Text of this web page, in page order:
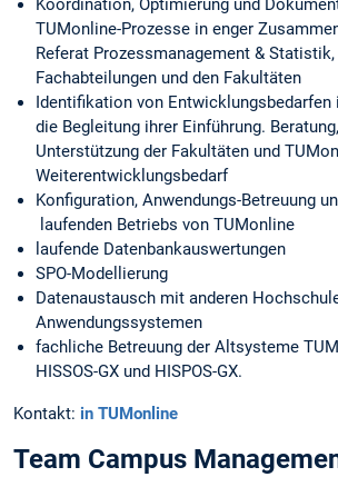
Koordination, Optimierung und
TUMonline-Prozesse in enger
Referat Prozessmanagement & Statistik,
Fachabteilungen und den Fakultäten
Identifikation von
die Begleitung ihrer Einführung.
Unterstützung der Fakultäten und
Weiterentwicklungsbedarf
Konfiguration, Anwendungs-Betreuung
laufenden Betriebs von TUMonline
laufende Datenbankauswertungen
SPO-Modellierung
Datenaustausch mit anderen
Anwendungssystemen
fachliche Betreuung der Altsysteme
HISSOS-GX und HISPOS-GX.
Kontakt: in TUMonline
Team Campus